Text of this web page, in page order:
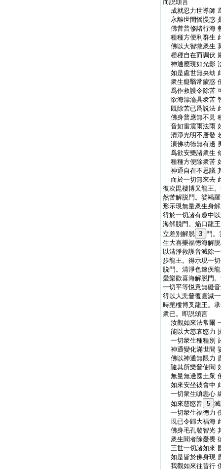
而説頌言
成就忍力世導師
永離世間憍慢惑
佛昔普修諸行海
種種方便利群生
佛以大智救衆生
種種自在而調伏
神通應現如光影
如是處世無央劫
衆生癡翳常蒙惑
爲作救護令除苦
欲海漂淪具衆苦
既除苦已爲説法
佛身普應無不見
音如雷震雨法雨
清淨光明不唐發
演佛功徳無有邊
爲欲安樂諸衆生
種種方便除衆苦
神通自在不思議
而於一切無來去
復次毘樓博叉龍王
然苦解脱門。娑竭
形示現無量衆生身
得於一切諸有趣中
海解脱門。焔口龍
立差別解脱 3
門
生大喜樂福徳海解
以清淨救護音滅除
歩龍王。得示現一
脱門。清淨色速疾
愛樂歡喜海解脱門
一切平等悦意無礙
得以大悲普覆雲滅
時毘樓博叉龍王。
衆已。即説頌言
汝觀如來法常爾
能以大慈哀愍力
一切衆生種種別
神通變化滿世間
佛以神通無限力
隨其所樂普使聞
無量無邊國土衆
如來安坐彼會中
一切衆生瞋恚心
如來慈愍皆 5
一切衆生福徳力
現已令歸大福海
佛身毛孔發智光
衆生聞者除憂畏
三世一切諸如來
如是皆於佛身現
我觀如來往昔行